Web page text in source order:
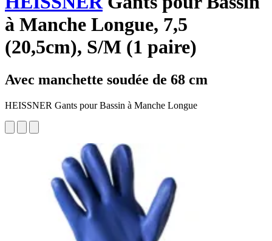
à Manche Longue, 7,5
(20,5cm), S/M (1 paire)
Avec manchette soudée de 68 cm
HEISSNER Gants pour Bassin à Manche Longue